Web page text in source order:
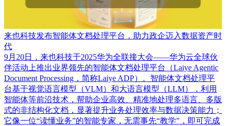
来也科技发布智能体文档处理平台，助力政企迈入数据资产时
代
9月20日，来也科技于2025华为全联接大会——华为云全球伙
伴活动上推出业界领先的智能体文档处理平台（Laiye Agentic
Document Processing，简称Laiye ADP）。智能体文档处理平
台基于视觉语言模型（VLM）和大语言模型（LLM），利用
智能体等前沿技术，帮助企业高效、精准地处理多语言、多版
式的非结构化文档，显著提升业务处理效率与数据决策能力；
它像一位“读懂业务”的智能专家，无需事先“教学”，即可完成